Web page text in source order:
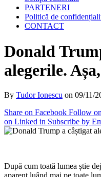
PARTENERI
Politică de
CONTACT
Donald
alegerile.
By Tudor Ionescu on 09/11/
Share on Facebook Follow
on Linked in Subscribe by
După cum toată lumea știe